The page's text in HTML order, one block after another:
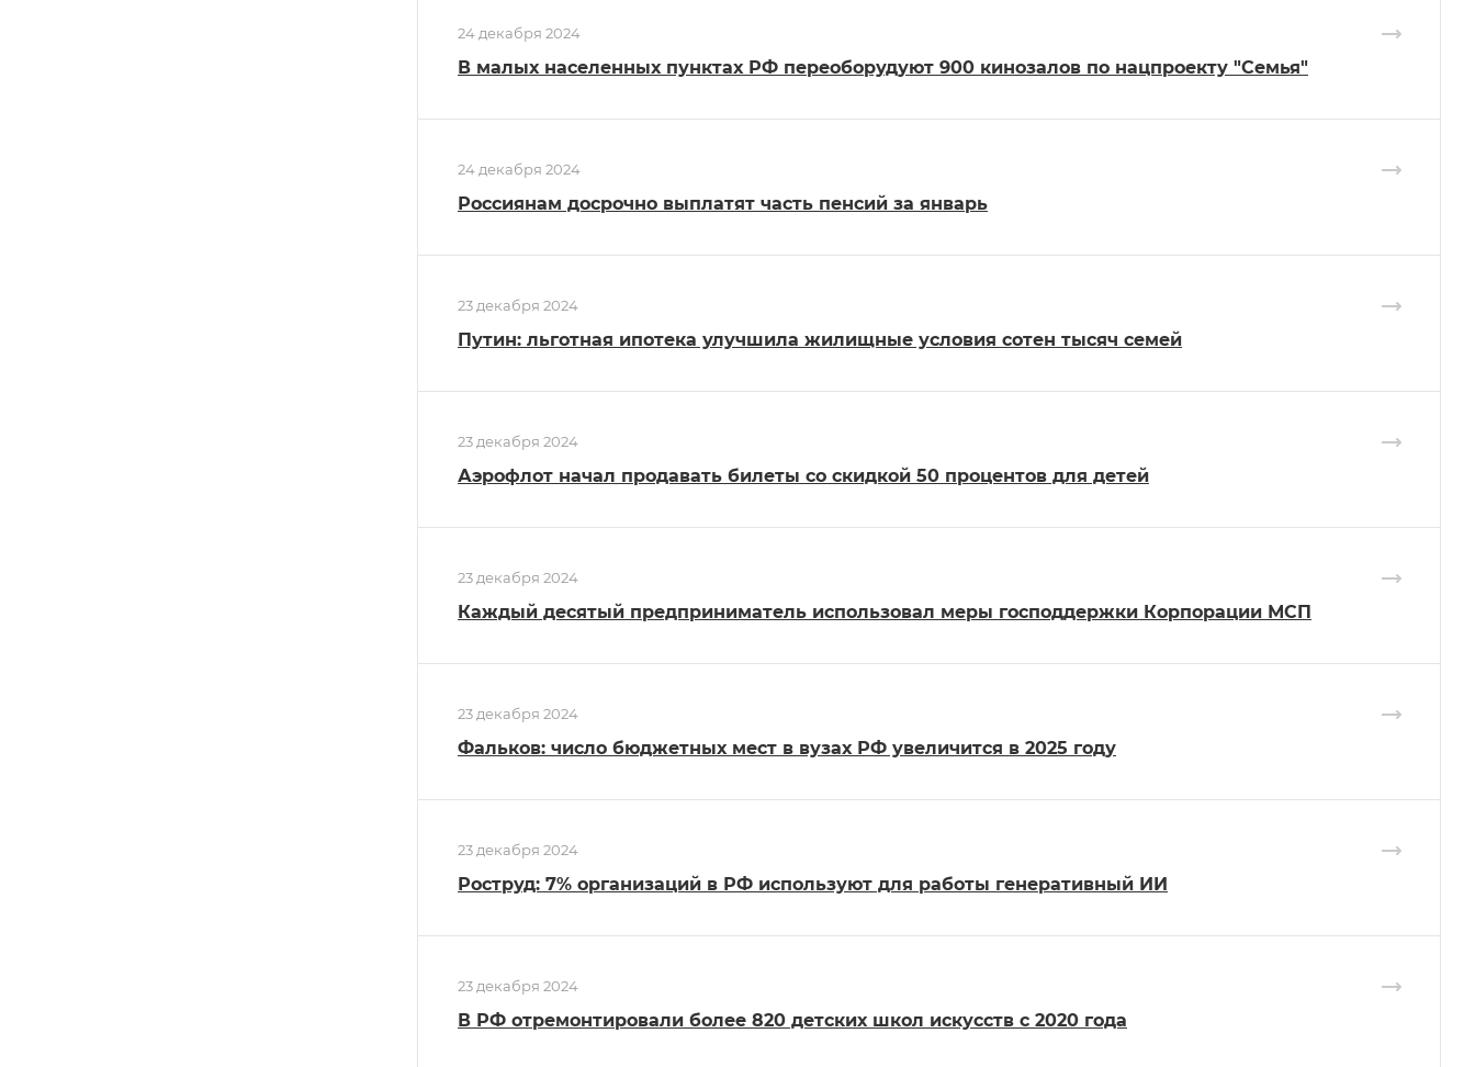
24 декабря 2024
В малых населенных пунктах РФ переоборудуют 900 кинозалов по нацпроекту "Семья"
24 декабря 2024
Россиянам досрочно выплатят часть пенсий за январь
23 декабря 2024
Путин: льготная ипотека улучшила жилищные условия сотен тысяч семей
23 декабря 2024
Аэрофлот начал продавать билеты со скидкой 50 процентов для детей
23 декабря 2024
Каждый десятый предприниматель использовал меры господдержки Корпорации МСП
23 декабря 2024
Фальков: число бюджетных мест в вузах РФ увеличится в 2025 году
23 декабря 2024
Роструд: 7% организаций в РФ используют для работы генеративный ИИ
23 декабря 2024
В РФ отремонтировали более 820 детских школ искусств с 2020 года